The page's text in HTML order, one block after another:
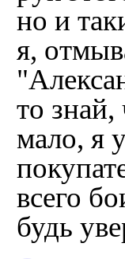
но и
я,
то знай,
мало, я
всего
будь